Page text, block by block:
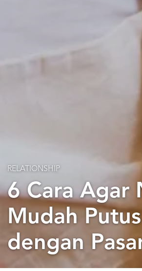
RELATIONSHIP
6 Cara Agar
Mudah Putus
dengan